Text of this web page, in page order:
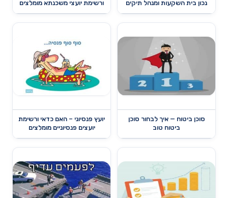
נכון בית השקעות ומנהל תיקים ורשימת יועצי משכנתא מומלצים
סוכן ביטוח — איך לבחור סוכן
ביטוח טוב
יועץ פנסיוני – האם כדאי ורשימת
יועצים פנסיוניים מומלצים